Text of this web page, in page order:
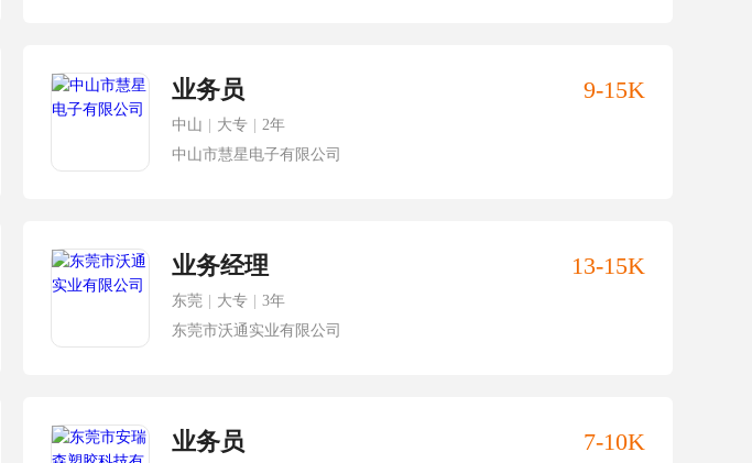
业务员 9-15K
中山 大专
2年
中山市慧星电子有限公司
业务经理 13-15K
东莞 大专
3年
东莞市沃通实业有限公司
业务员 7-10K